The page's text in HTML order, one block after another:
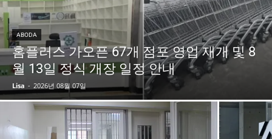
ABODA
홈플러스 가오픈 67개 점포 영업 재개 및 8
월 13일 정식 개장 일정 안내
Lisa - 2026년 08월 07일